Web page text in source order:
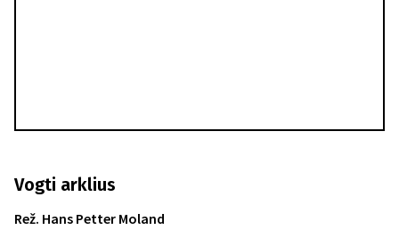
Vogti arklius
Rež. Hans Petter Moland